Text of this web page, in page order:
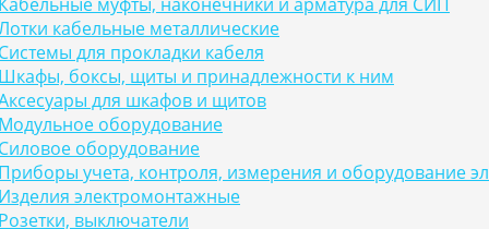
кабельные металлические
для прокладки кабеля
боксы, щиты и принадлежности к ним
для шкафов и щитов
оборудование
оборудование
учета, контроля, измерения и оборудование
электромонтажные
выключатели